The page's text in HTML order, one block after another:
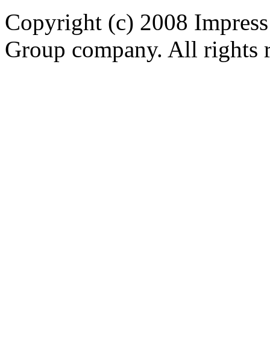
Copyright (c) 2008
Group company. All rights